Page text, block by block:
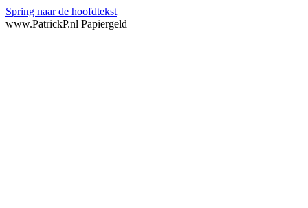
Spring naar de hoofdtekst
www.PatrickP.nl Papiergeld